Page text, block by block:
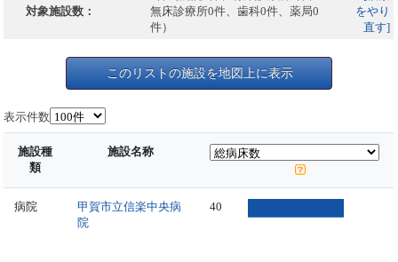
対象施設数：
無床診療所0件、歯科0件、薬局0
件）
をやり
直す]
このリストの施設を地図上に表示
表示件数
施設種
類
施設名称
病院
甲賀市立信楽中央病
院
40